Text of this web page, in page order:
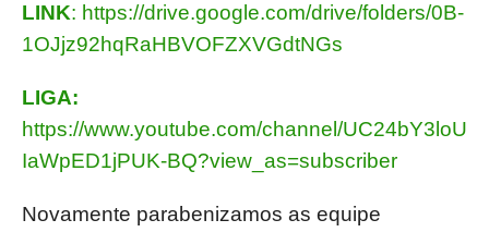
LINK: https://drive.google.com/drive/folders/0B-
1OJjz92hqRaHBVOFZXVGdtNGs
LIGA:
https://www.youtube.com/channel/UC24bY3loU
IaWpED1jPUK-BQ?view_as=subscriber
Novamente parabenizamos as equipe